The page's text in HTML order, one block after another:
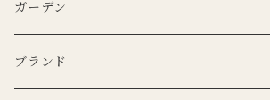
KIMOTO GLASS TOKYO
LSA
カトラリー
Cutipol
ナプキンリング
LSA
DEKO candle
アニマルフック
オブジェ
CARRON
サスペンダー
BERTELLES
ポーチ
タオル
ガーデン
ブランド